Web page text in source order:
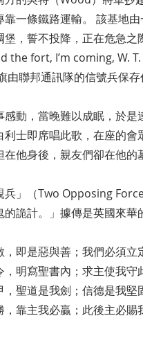
靠一條鐵路運輸。 該基地
堡，誓不投降，正在危急
the fort, I’m coming, W.
由聯邦通訊隊的信號兵保存
感動，當晚難以成眠，於
利士即席唱此歌，在座的
他身後，親友們卻在他的
兵」（Two Opposing
詭計。」據傳是英國來華
即是惡與善；我們必須立
明寫聖書內；求主使我守
聖道是我劍；信德是我堅
靠主我必贏；此後主必賜